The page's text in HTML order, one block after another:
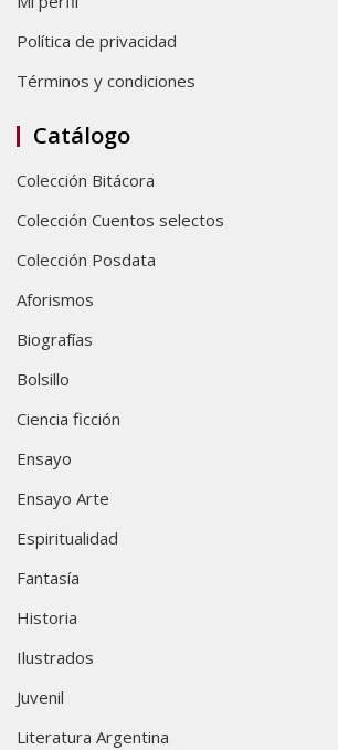
Política de privacidad
Términos y condiciones
Catálogo
Colección Bitácora
Colección Cuentos selectos
Colección Posdata
Aforismos
Biografías
Bolsillo
Ciencia ficción
Ensayo
Ensayo Arte
Espiritualidad
Fantasía
Historia
Ilustrados
Juvenil
Literatura Argentina